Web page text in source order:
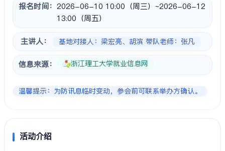
报名时间： 2026-06-10 10:00（周三）~2026-06-12
13:00（周五）
主讲人： 基地对接人：梁宏亮、胡滨 带队老师：张凡
信息来源： 浙江理工大学就业信息网
温馨提示：为防讯息临时变动，参会前可联系举办方确认。
活动介绍